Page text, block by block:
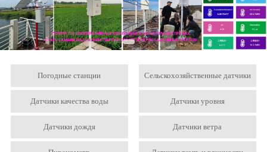
Погодные станции Сельскохозяйственные датчики
Датчики качества воды Датчики уровня
Датчики дождя Датчики ветра